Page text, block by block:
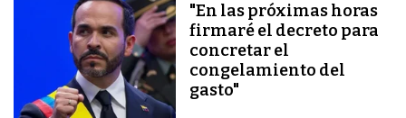
"En las próximas horas
firmaré el decreto para
concretar el
congelamiento del
gasto"